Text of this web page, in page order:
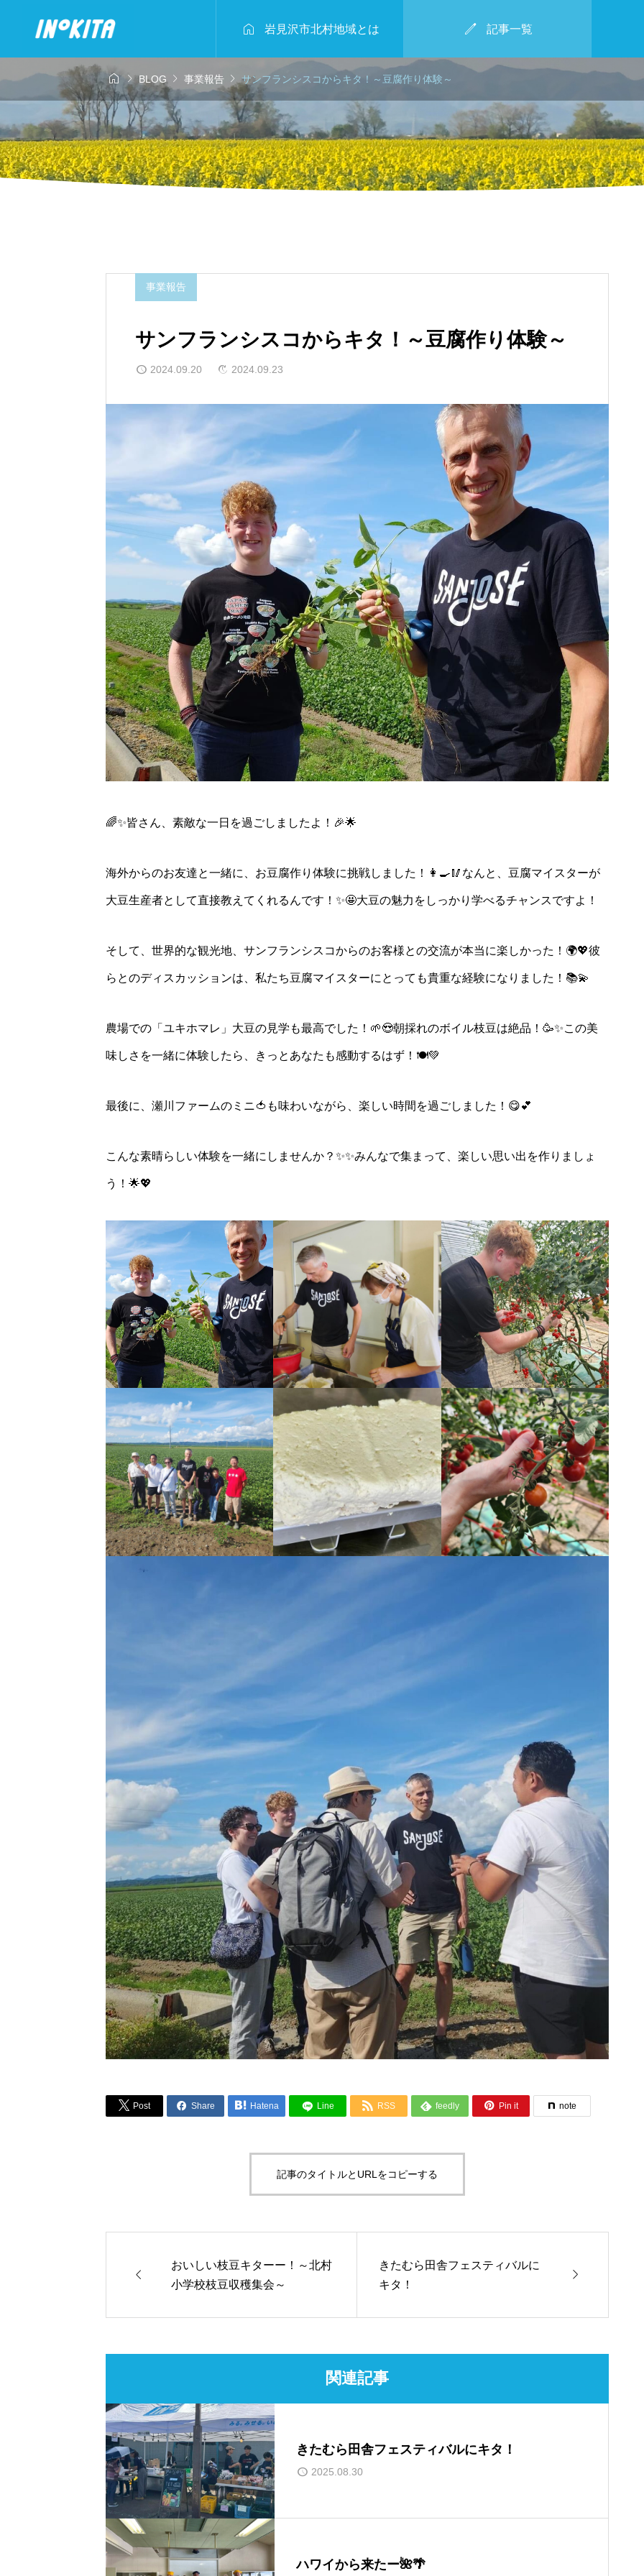
 岩見沢市北村地域とは  記事一覧
2月23日
野菜試食会
2025年2月2日
北村 冬のアクティビテ
ィ体験！
KITAMURA KAMAKU
RA WINTER MARCHE

！～豆腐作
事業報告
おいしい枝豆キターー！～北村小学校
枝豆収穫集会～
2024.08.30

BLOG 事業報告 サンフランシスコからキタ！～豆腐作り体験～
事業報告
サンフランシスコからキタ！～豆腐作り体験～
2024.09.20 2024.09.23
🌈✨皆さん、素敵な一日を過ごしましたよ！🎉🌟
海外からのお友達と一緒に、お豆腐作り体験に挑戦しました！👩‍🍳🥢なんと、豆腐マイスターが
大豆生産者として直接教えてくれるんです！✨🤩大豆の魅力をしっかり学べるチャンスですよ！
そして、世界的な観光地、サンフランシスコからのお客様との交流が本当に楽しかった！🌍💖彼
らとのディスカッションは、私たち豆腐マイスターにとっても貴重な経験になりました！📚💫
農場での「ユキホマレ」大豆の見学も最高でした！🌱😍朝採れのボイル枝豆は絶品！🥳✨この美
味しさを一緒に体験したら、きっとあなたも感動するはず！🍽️💚
最後に、瀬川ファームのミニ🍅も味わいながら、楽しい時間を過ごしました！😋💕
こんな素晴らしい体験を一緒にしませんか？✨✨みんなで集まって、楽しい思い出を作りましょ
う！🌟💖
 Post  Share  Hatena Line  RSS  feedly  Pin it note
記事のタイトルとURLをコピーする

おいしい枝豆キターー！～北村
小学校枝豆収穫集会～
きたむら田舎フェスティバルに
キタ！

関連記事
きたむら田舎フェスティバルにキタ！
2025.08.30
ハワイから来たー🌺🌴
2024年2月23日 2025年2月2日